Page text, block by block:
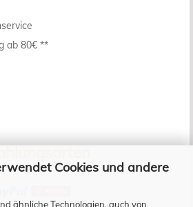
Cookies und andere
ähnliche Technologien, auch von
ab 80€ **